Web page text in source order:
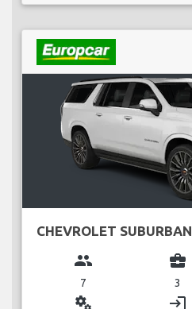
CHEVROLET SUBURBAN
group
7
business_center
3
miscellaneous_services login